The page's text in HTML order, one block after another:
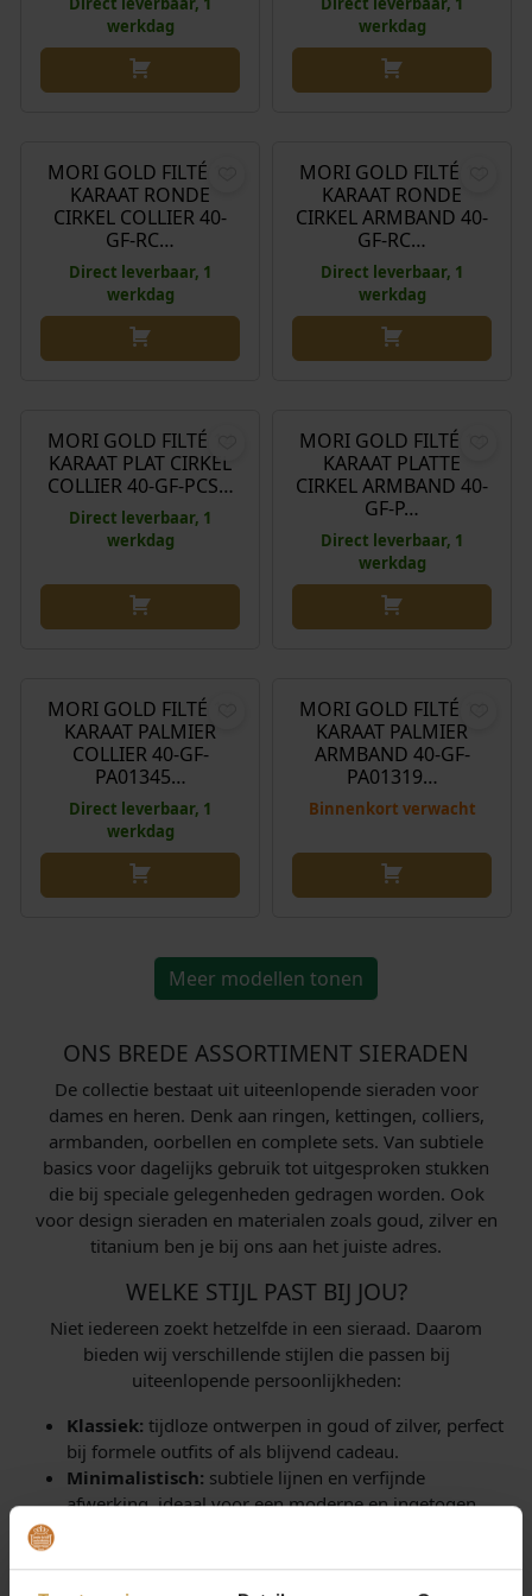
werkdag
werkdag
MORI GOLD FILTÉ 14
KARAAT RONDE
CIRKEL COLLIER 40-
GF-RC…
Direct leverbaar, 1
werkdag
MORI GOLD FILTÉ 14
KARAAT RONDE
CIRKEL ARMBAND 40-
GF-RC…
Direct leverbaar, 1
werkdag
MORI GOLD FILTÉ 14
KARAAT PLAT CIRKEL
COLLIER 40-GF-PCS…
Direct leverbaar, 1
werkdag
MORI GOLD FILTÉ 14
KARAAT PLATTE
CIRKEL ARMBAND 40-
GF-P…
Direct leverbaar, 1
werkdag
MORI GOLD FILTÉ 14
KARAAT PALMIER
COLLIER 40-GF-
PA01345…
Direct leverbaar, 1
werkdag
MORI GOLD FILTÉ 14
KARAAT PALMIER
ARMBAND 40-GF-
PA01319…
Binnenkort verwacht
Meer modellen tonen
ONS BREDE ASSORTIMENT SIERADEN
De collectie bestaat uit uiteenlopende sieraden voor
dames en heren. Denk aan ringen, kettingen, colliers,
armbanden, oorbellen en complete sets. Van subtiele
basics voor dagelijks gebruik tot uitgesproken stukken
die bij speciale gelegenheden gedragen worden. Ook
voor design sieraden en materialen zoals goud, zilver en
titanium ben je bij ons aan het juiste adres.
WELKE STIJL PAST BIJ JOU?
Niet iedereen zoekt hetzelfde in een sieraad. Daarom
bieden wij verschillende stijlen die passen bij
uiteenlopende persoonlijkheden:
Klassiek: tijdloze ontwerpen in goud of zilver, perfect
bij formele outfits of als blijvend cadeau.
Minimalistisch: subtiele lijnen en verfijnde
afwerking, ideaal voor een moderne en ingetogen